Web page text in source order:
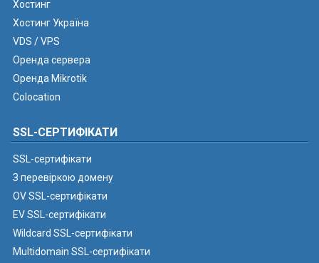
Хостинг
Хостинг Україна
VDS / VPS
Оренда сервера
Оренда Mikrotik
Colocation
SSL-СЕРТИФІКАТИ
SSL-сертифікати
З перевіркою домену
OV SSL-сертифікати
EV SSL-сертифікати
Wildcard SSL-сертифікати
Multidomain SSL-сертифікати